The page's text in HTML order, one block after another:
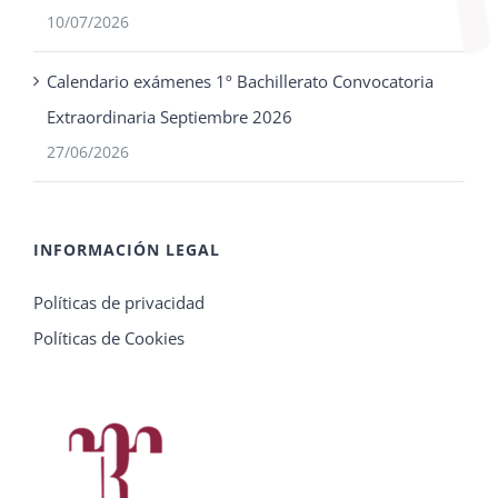
10/07/2026
Calendario exámenes 1º Bachillerato Convocatoria
Extraordinaria Septiembre 2026
27/06/2026
INFORMACIÓN LEGAL
Políticas de privacidad
Políticas de Cookies